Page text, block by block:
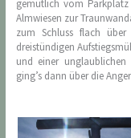
gemütlich vom
Almwiesen zur
zum Schluss flach über
dreistündigen
und einer unglaublichen
ging’s dann über die